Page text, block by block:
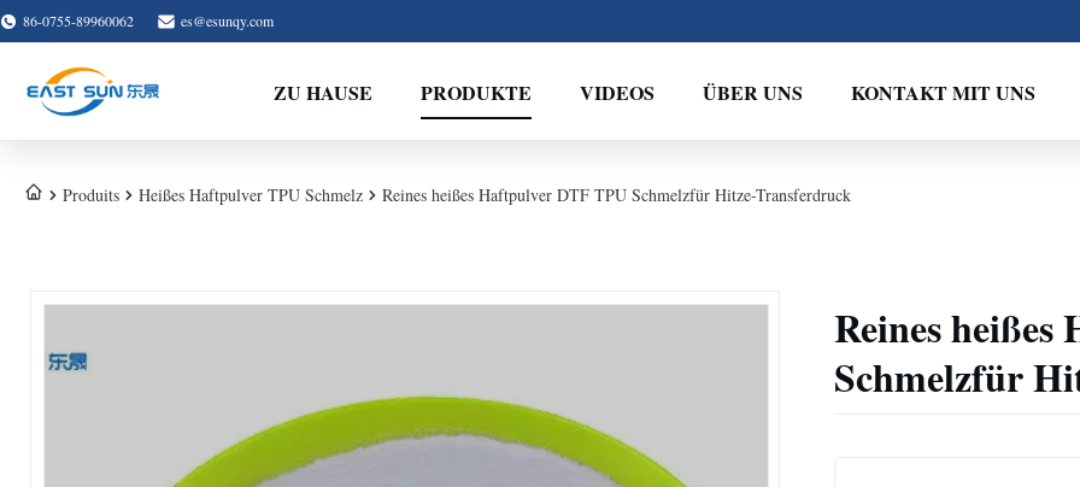
86-0755-89960062 es@esunqy.com
ZU HAUSE PRODUKTE VIDEOS ÜBER UNS KONTAKT MIT UNS
Produits Heißes Haftpulver TPU Schmelz Reines heißes Haftpulver DTF TPU Schmelzfür Hitze-Transferdruck
Reines
Schmelzfür